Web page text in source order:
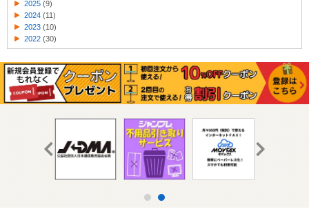
2025 (9)
2024 (11)
2023 (10)
2022 (30)